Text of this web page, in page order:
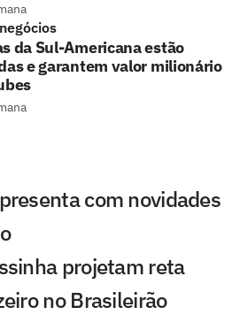
da Sul-Americana estão
e garantem valor milionário
com novidades
projetam reta
no Brasileirão